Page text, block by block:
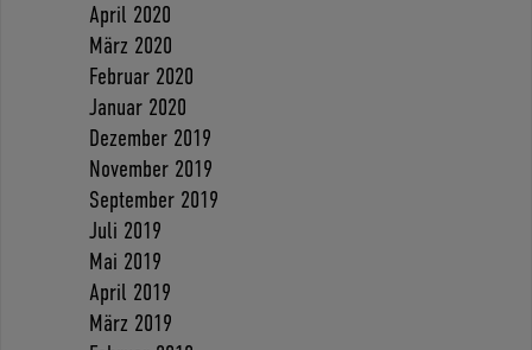
April 2020
März 2020
Februar 2020
Januar 2020
Dezember 2019
November 2019
September 2019
Juli 2019
Mai 2019
April 2019
März 2019